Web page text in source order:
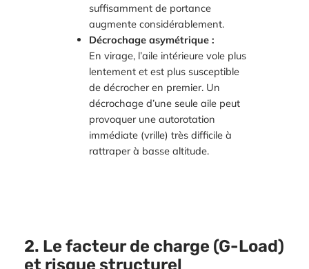
suffisamment de portance
augmente considérablement.
Décrochage asymétrique :
En virage, l’aile intérieure vole plus
lentement et est plus susceptible
de décrocher en premier. Un
décrochage d’une seule aile peut
provoquer une autorotation
immédiate (vrille) très difficile à
rattraper à basse altitude.
2. Le facteur de charge (G-Load)
et risque structurel